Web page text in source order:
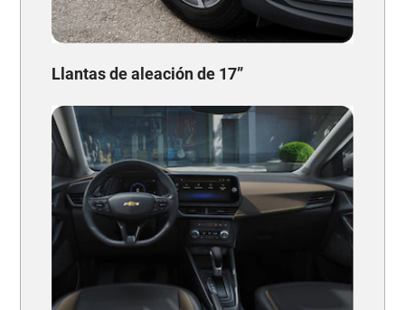
Llantas de aleación de 17”